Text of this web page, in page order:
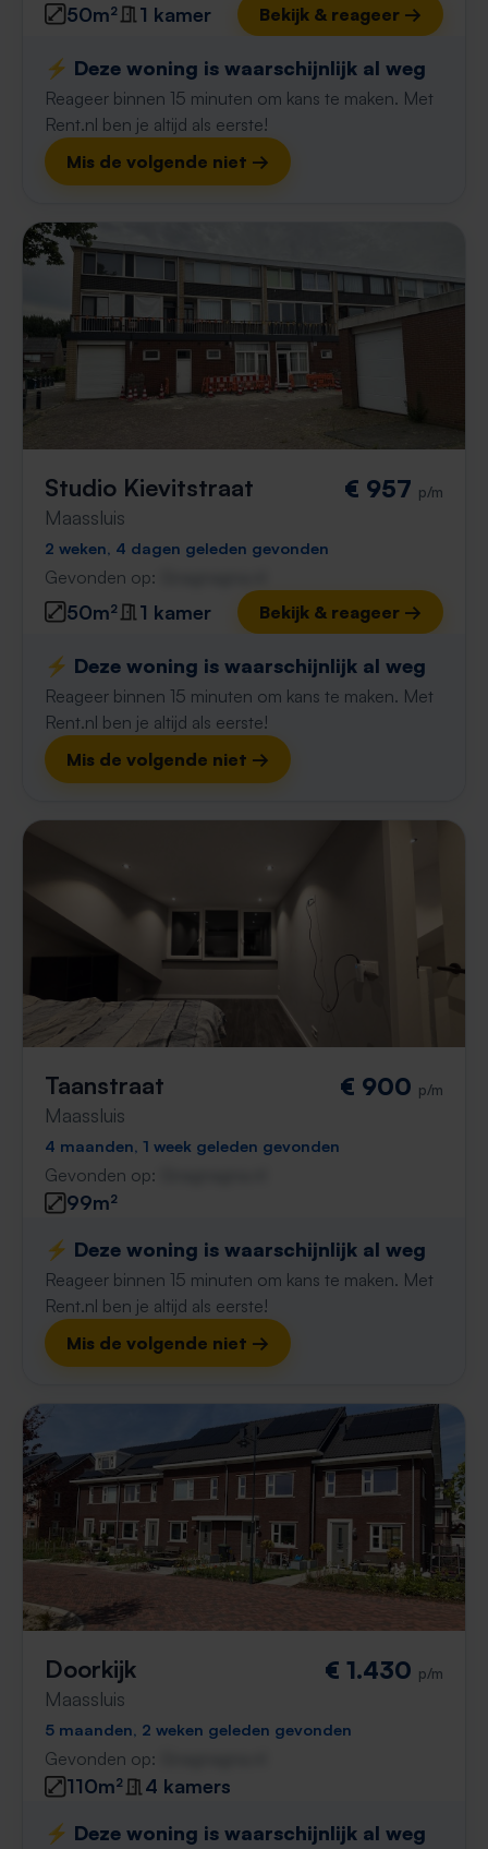
50m² 1 kamer Bekijk & reageer →
⚡️ Deze woning is waarschijnlijk al weg
Reageer binnen 15 minuten om kans te maken. Met
Rent.nl ben je altijd als eerste!
Mis de volgende niet →
Studio Kievitstraat
Maassluis
€ 957 p/m
2 weken, 4 dagen geleden gevonden
Gevonden op:
50m² 1 kamer Bekijk & reageer →
⚡️ Deze woning is waarschijnlijk al weg
Reageer binnen 15 minuten om kans te maken. Met
Rent.nl ben je altijd als eerste!
Mis de volgende niet →
Taanstraat
Maassluis
€ 900 p/m
4 maanden, 1 week geleden gevonden
Gevonden op:
99m²
⚡️ Deze woning is waarschijnlijk al weg
Reageer binnen 15 minuten om kans te maken. Met
Rent.nl ben je altijd als eerste!
Mis de volgende niet →
Doorkijk
Maassluis
€ 1.430 p/m
5 maanden, 2 weken geleden gevonden
Gevonden op:
110m²
4 kamers
⚡️ Deze woning is waarschijnlijk al weg